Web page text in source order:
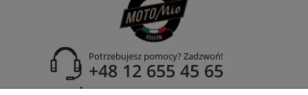
Potrzebujesz pomocy? Zadzwoń!
+48 12 655 45 65
adres: